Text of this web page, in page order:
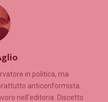
in politica, ma
anticonformista.
nell'editoria. Discetto